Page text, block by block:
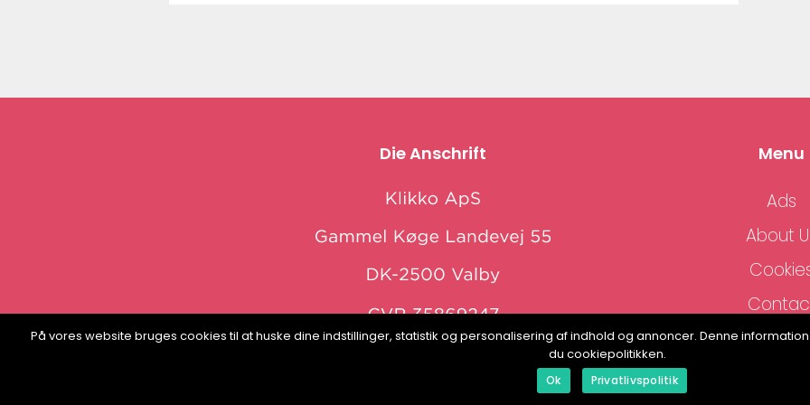
Die Anschrift
web:www.klikko.dk
Menu
Ads
About
På vores website bruges cookies til at huske dine indstillinger, statistik og personalisering af indhold og annoncer. Denne
du cookiepolitikken.
Ok Privatlivspolitik